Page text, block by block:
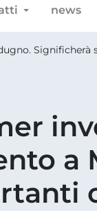
news
a